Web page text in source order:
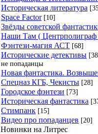
Историческая литература
Space Factor [10]
Звёзды советской
Наши Там ( Центрполиграф
Фэнтези-магия АСТ [68]
Исторические детективы
не попаданцы
Новая фантастика.
Спецназ КГБ, Чекисты [28]
Городское фэнтези [73]
Историческая фантастика
Стимпанк [15]
Видео про попаданцев [20]
Новинки на Литрес